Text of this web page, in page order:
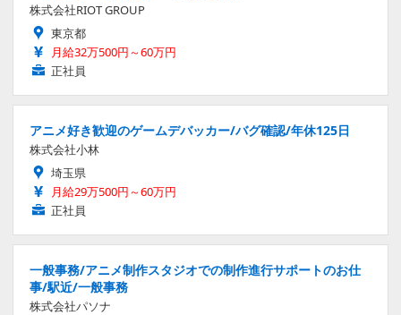
株式会社RIOT GROUP
東京都
月給32万500円～60万円
正社員
アニメ好き歓迎のゲームデバッカー/バグ確認/年休125日
株式会社小林
埼玉県
月給29万500円～60万円
正社員
一般事務/アニメ制作スタジオでの制作進行サポートのお仕
事/駅近/一般事務
株式会社パソナ